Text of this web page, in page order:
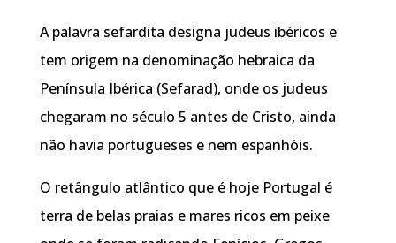
A palavra sefardita designa judeus ibéricos e
tem origem na denominação hebraica da
Península Ibérica (Sefarad), onde os judeus
chegaram no século 5 antes de Cristo, ainda
não havia portugueses e nem espanhóis.
O retângulo atlântico que é hoje Portugal é
terra de belas praias e mares ricos em peixe